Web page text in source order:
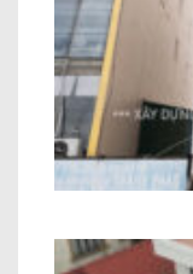
Công